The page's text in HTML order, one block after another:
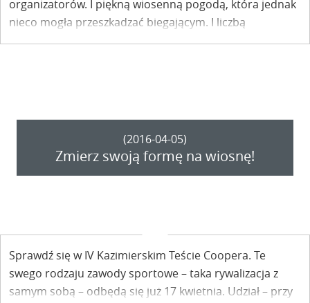
organizatorów. I piękną wiosenną pogodą, która jednak
nieco mogła przeszkadzać biegającym. I liczbą
uczestników, która gdyby nie wcześniej ustalone ramy,
(2016-04-05)
Zmierz swoją formę na wiosnę!
Sprawdź się w IV Kazimierskim Teście Coopera. Te
swego rodzaju zawody sportowe – taka rywalizacja z
samym sobą – odbędą się już 17 kwietnia. Udział – przy